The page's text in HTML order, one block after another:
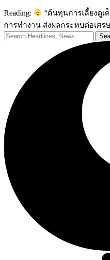
Reading:
“ต้นทุนการเลี้ยงดู
การทำงาน ส่งผลกระทบต่อเศร